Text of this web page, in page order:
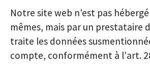
Notre site web n'est pas
mêmes, mais par un prestataire
traite les données
compte, conformément à l'art.